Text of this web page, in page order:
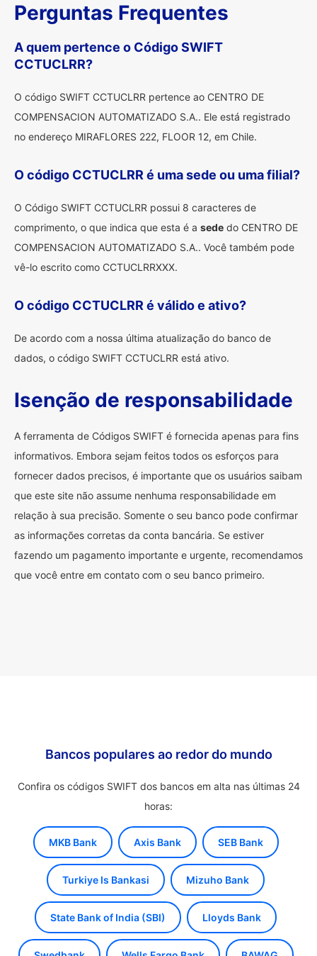
Perguntas Frequentes
A quem pertence o Código SWIFT
CCTUCLRR?
O código SWIFT CCTUCLRR pertence ao CENTRO DE
COMPENSACION AUTOMATIZADO S.A.. Ele está registrado
no endereço MIRAFLORES 222, FLOOR 12, em Chile.
O código CCTUCLRR é uma sede ou uma filial?
O Código SWIFT CCTUCLRR possui 8 caracteres de
comprimento, o que indica que esta é a sede do CENTRO DE
COMPENSACION AUTOMATIZADO S.A.. Você também pode
vê-lo escrito como CCTUCLRRXXX.
O código CCTUCLRR é válido e ativo?
De acordo com a nossa última atualização do banco de
dados, o código SWIFT CCTUCLRR está ativo.
Isenção de responsabilidade
A ferramenta de Códigos SWIFT é fornecida apenas para fins
informativos. Embora sejam feitos todos os esforços para
fornecer dados precisos, é importante que os usuários saibam
que este site não assume nenhuma responsabilidade em
relação à sua precisão. Somente o seu banco pode confirmar
as informações corretas da conta bancária. Se estiver
fazendo um pagamento importante e urgente, recomendamos
que você entre em contato com o seu banco primeiro.
Bancos populares ao redor do mundo
Confira os códigos SWIFT dos bancos em alta nas últimas 24
horas:
MKB Bank Axis Bank SEB Bank
Turkiye Is Bankasi Mizuho Bank
State Bank of India (SBI) Lloyds Bank